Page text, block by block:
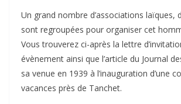
Un grand nombre d’associations laïques,
sont regroupées pour organiser cet
Vous trouverez ci-après la lettre
évènement ainsi que l’article du Journal
sa venue en 1939 à l’inauguration d’une
vacances près de Tanchet.